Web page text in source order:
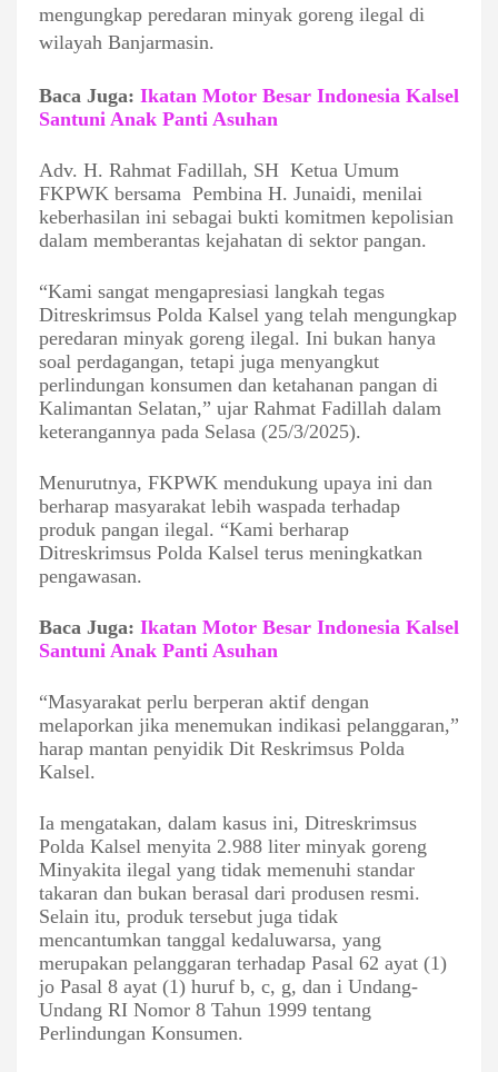
mengungkap peredaran minyak goreng ilegal di
wilayah Banjarmasin.
Baca Juga: Ikatan Motor Besar Indonesia Kalsel
Santuni Anak Panti Asuhan
Adv. H. Rahmat Fadillah, SH Ketua Umum
FKPWK bersama Pembina H. Junaidi, menilai
keberhasilan ini sebagai bukti komitmen kepolisian
dalam memberantas kejahatan di sektor pangan.
“Kami sangat mengapresiasi langkah tegas
Ditreskrimsus Polda Kalsel yang telah mengungkap
peredaran minyak goreng ilegal. Ini bukan hanya
soal perdagangan, tetapi juga menyangkut
perlindungan konsumen dan ketahanan pangan di
Kalimantan Selatan,” ujar Rahmat Fadillah dalam
keterangannya pada Selasa (25/3/2025).
Menurutnya, FKPWK mendukung upaya ini dan
berharap masyarakat lebih waspada terhadap
produk pangan ilegal. “Kami berharap
Ditreskrimsus Polda Kalsel terus meningkatkan
pengawasan.
Baca Juga: Ikatan Motor Besar Indonesia Kalsel
Santuni Anak Panti Asuhan
“Masyarakat perlu berperan aktif dengan
melaporkan jika menemukan indikasi pelanggaran,”
harap mantan penyidik Dit Reskrimsus Polda
Kalsel.
Ia mengatakan, dalam kasus ini, Ditreskrimsus
Polda Kalsel menyita 2.988 liter minyak goreng
Minyakita ilegal yang tidak memenuhi standar
takaran dan bukan berasal dari produsen resmi.
Selain itu, produk tersebut juga tidak
mencantumkan tanggal kedaluwarsa, yang
merupakan pelanggaran terhadap Pasal 62 ayat (1)
jo Pasal 8 ayat (1) huruf b, c, g, dan i Undang-
Undang RI Nomor 8 Tahun 1999 tentang
Perlindungan Konsumen.